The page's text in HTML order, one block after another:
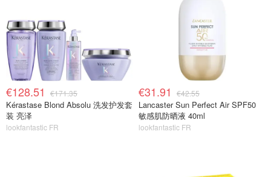
€128.51 €171.35
Kérastase Blond Absolu 洗发护发套
装 亮泽
lookfantastic FR
€31.91 €42.55
Lancaster Sun Perfect Air SPF50
敏感肌防晒液 40ml
lookfantastic FR